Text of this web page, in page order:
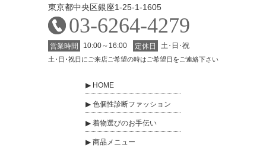
東京都中央区銀座1-25-1-1605
03-6264-4279
営業時間 10:00～16:00 定休日 土･日･祝
土･日･祝日にご来店ご希望の時はご希望日をご連絡下さい
HOME
色個性診断ファッション
着物選びのお手伝い
商品メニュー